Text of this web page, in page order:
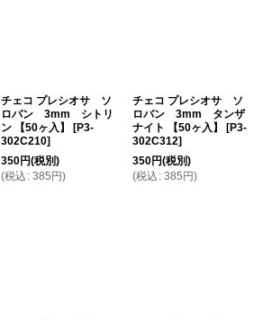
チェコ プレシオサ ソ
ロバン 3mm シトリ
ン 【50ヶ入】
[P3-
302C210]
350円(税別)
(税込 : 385 円)
チェコ プレシオサ ソ
ロバン 3mm タンザ
ナイト 【50ヶ入】
[P3-
302C312]
350円(税別)
(税込 : 385 円)